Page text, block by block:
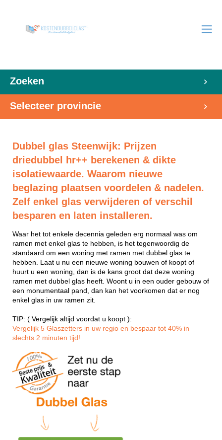
Zoeken
Selecteer provincie
Dubbel glas Steenwijk: Prijzen
driedubbel hr++ berekenen & dikte
isolatiewaarde. Waarom nieuwe
beglazing plaatsen voordelen & nadelen.
Zelf enkel glas verwijderen of verschil
besparen en laten installeren.
Waar het tot enkele decennia geleden erg normaal was om
ramen met enkel glas te hebben, is het tegenwoordig de
standaard om een woning met ramen met dubbel glas te
hebben. Laat u nu een nieuwe woning bouwen of koopt of
huurt u een woning, dan is de kans groot dat deze woning
ramen met dubbel glas heeft. Woont u in een ouder gebouw of
een monumentaal pand, dan kan het voorkomen dat er nog
enkel glas in uw ramen zit.
TIP: ( Vergelijk altijd voordat u koopt ):
Vergelijk 5 Glaszetters in uw regio en bespaar tot 40% in
slechts 2 minuten tijd!